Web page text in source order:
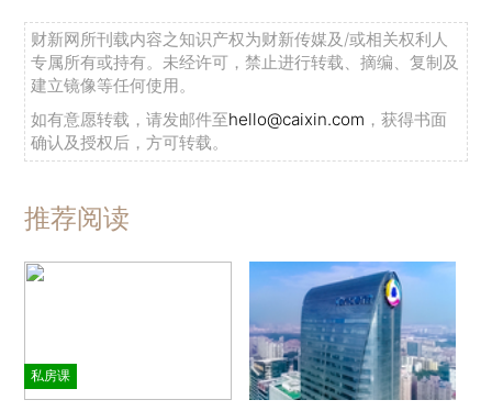
财新网所刊载内容之知识产权为财新传媒及/或相关权利人
专属所有或持有。未经许可，禁止进行转载、摘编、复制及
建立镜像等任何使用。
如有意愿转载，请发邮件至hello@caixin.com ，获得书面
确认及授权后，方可转载。
推荐阅读
私房课